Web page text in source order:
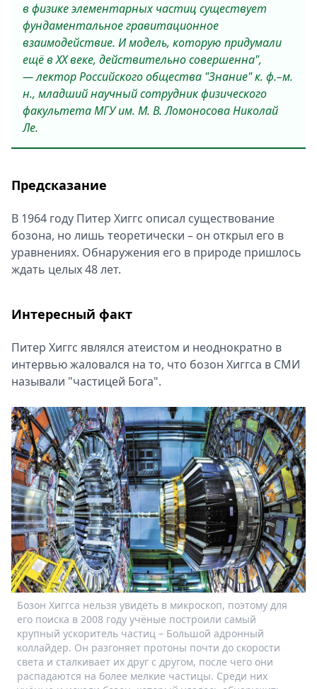
в физике элементарных частиц существует
фундаментальное гравитационное
взаимодействие. И модель, которую придумали
ещё в XX веке, действительно совершенна",
— лектор Российского общества "Знание" к. ф.–м.
н., младший научный сотрудник физического
факультета МГУ им. М. В. Ломоносова Николай
Ле.
Предсказание
В 1964 году Питер Хиггс описал существование
бозона, но лишь теоретически – он открыл его в
уравнениях. Обнаружения его в природе пришлось
ждать целых 48 лет.
Интересный факт
Питер Хиггс являлся атеистом и неоднократно в
интервью жаловался на то, что бозон Хиггса в СМИ
называли "частицей Бога".
Бозон Хиггса нельзя увидеть в микроскоп, поэтому для
его поиска в 2008 году учёные построили самый
крупный ускоритель частиц – Большой адронный
коллайдер. Он разгоняет протоны почти до скорости
света и сталкивает их друг с другом, после чего они
распадаются на более мелкие частицы. Среди них